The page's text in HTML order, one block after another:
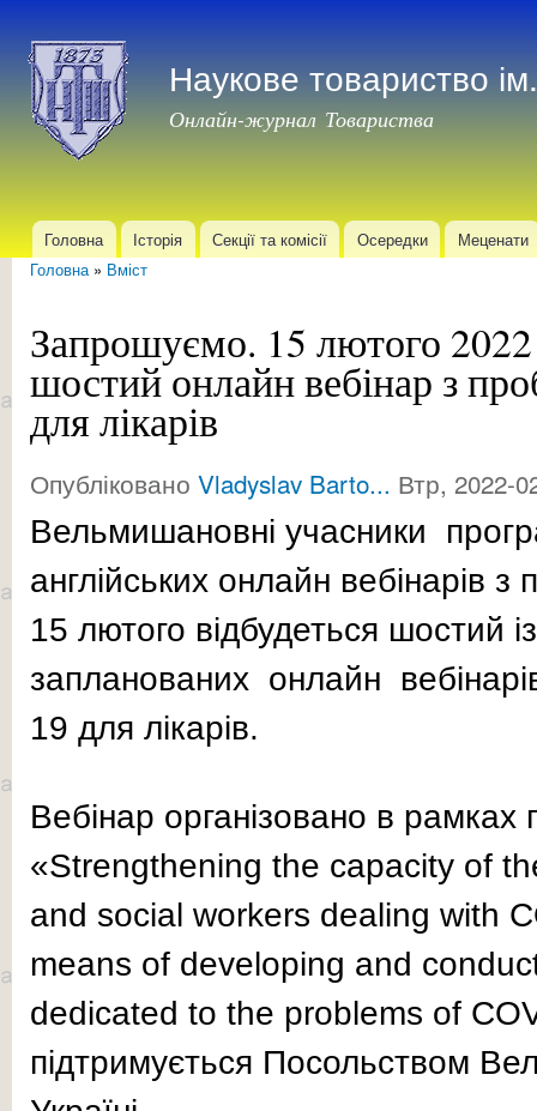
Наукове товариство
Онлайн-журнал Товариства
Головне меню
Головна Історія Секції та комісії Осередки Меценати
Головна» Вміст
Запрошуємо. 15 лютого 2022
шостий онлайн вебінар з
для лікарів
Опубліковано Vladyslav Barto... Втр, 2022-
Вельмишановні учасники
англійських онлайн вебінарів з
15 лютого відбудеться шостий
запланованих онлайн
19 для лікарів.
Вебінар організовано в рамках
«Strengthening the capacity of
and social workers dealing with
means of developing and
dedicated to the problems of
підтримується Посольством